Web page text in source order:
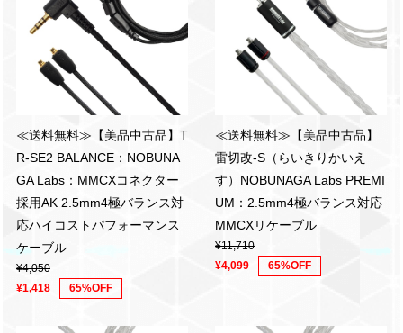
≪送料無料≫【美品中古品】T
R-SE2 BALANCE：NOBUNA
GA Labs：MMCXコネクター
採用AK 2.5mm4極バランス対
応ハイコストパフォーマンス
ケーブル
¥4,050
¥1,418
65%OFF
≪送料無料≫【美品中古品】
雷切改-S（らいきりかいえ
す）NOBUNAGA Labs PREMI
UM：2.5mm4極バランス対応
MMCXリケーブル
¥11,710
¥4,099
65%OFF